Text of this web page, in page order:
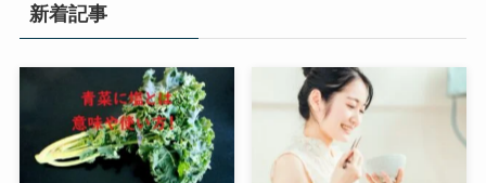
新着記事